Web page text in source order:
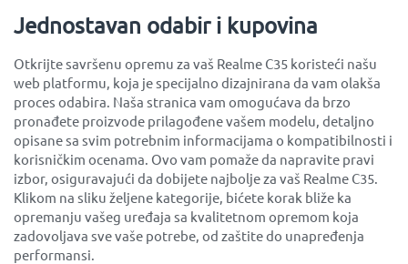
Jednostavan odabir i kupovina
Otkrijte savršenu opremu za vaš Realme C35 koristeći našu
web platformu, koja je specijalno dizajnirana da vam olakša
proces odabira. Naša stranica vam omogućava da brzo
pronađete proizvode prilagođene vašem modelu, detaljno
opisane sa svim potrebnim informacijama o kompatibilnosti i
korisničkim ocenama. Ovo vam pomaže da napravite pravi
izbor, osiguravajući da dobijete najbolje za vaš Realme C35.
Klikom na sliku željene kategorije, bićete korak bliže ka
opremanju vašeg uređaja sa kvalitetnom opremom koja
zadovoljava sve vaše potrebe, od zaštite do unapređenja
performansi.